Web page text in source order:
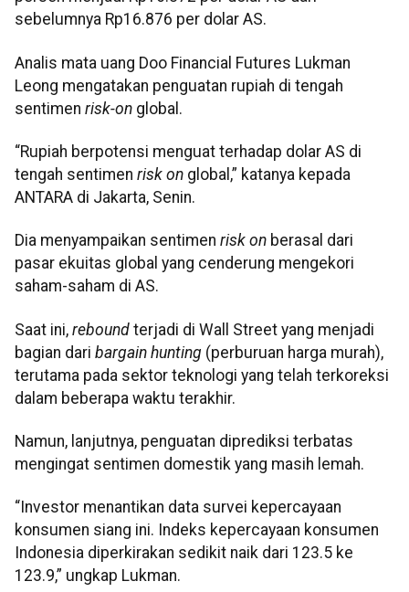
sebelumnya Rp16.876 per dolar AS.
Analis mata uang Doo Financial Futures Lukman
Leong mengatakan penguatan rupiah di tengah
sentimen risk-on global.
“Rupiah berpotensi menguat terhadap dolar AS di
tengah sentimen risk on global,” katanya kepada
ANTARA di Jakarta, Senin.
Dia menyampaikan sentimen risk on berasal dari
pasar ekuitas global yang cenderung mengekori
saham-saham di AS.
Saat ini, rebound terjadi di Wall Street yang menjadi
bagian dari bargain hunting (perburuan harga murah),
terutama pada sektor teknologi yang telah terkoreksi
dalam beberapa waktu terakhir.
Namun, lanjutnya, penguatan diprediksi terbatas
mengingat sentimen domestik yang masih lemah.
“Investor menantikan data survei kepercayaan
konsumen siang ini. Indeks kepercayaan konsumen
Indonesia diperkirakan sedikit naik dari 123.5 ke
123.9,” ungkap Lukman.